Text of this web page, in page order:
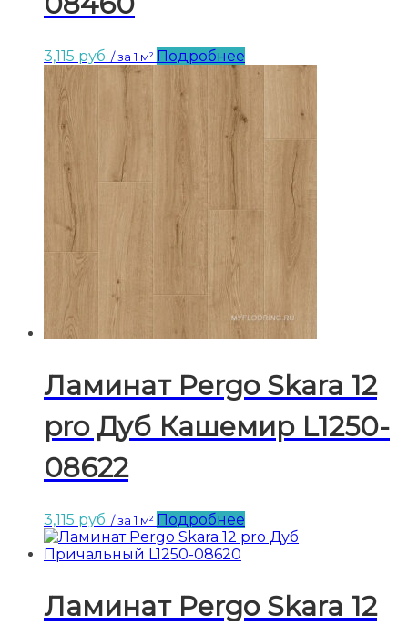
3,115 руб. / за 1 м² Подробнее
Ламинат Pergo Skara 12
pro Дуб Кашемир L1250-
08622
3,115 руб. / за 1 м² Подробнее
Ламинат Pergo Skara 12